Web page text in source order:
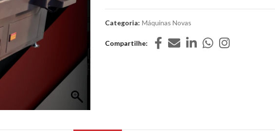
Categoria: Máquinas Novas
Compartilhe